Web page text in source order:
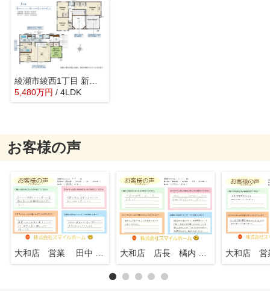
綾瀬市綾西1丁目 新築戸建 全1棟
5,480万円 / 4LDK
お客様の声
大和店 営業 田中 知行 大和店 店長 橘内 英一